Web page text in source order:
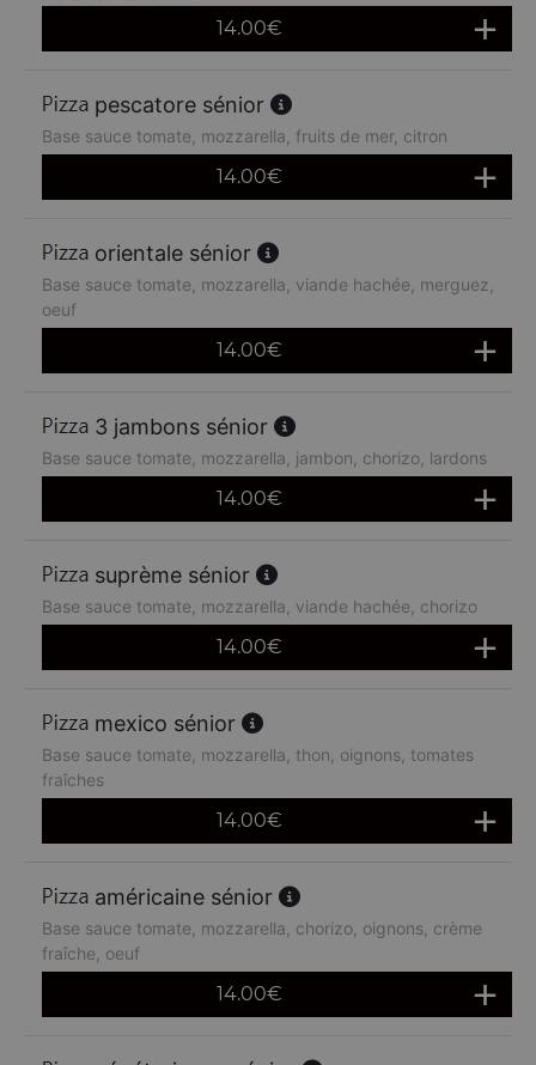
14.00€
pescatore sénior
Base sauce tomate, mozzarella, fruits de mer, citron
14.00€
orientale sénior
Base sauce tomate, mozzarella, viande hachée, merguez,
oeuf
14.00€
3 jambons sénior
Base sauce tomate, mozzarella, jambon, chorizo, lardons
14.00€
suprème sénior
Base sauce tomate, mozzarella, viande hachée, chorizo
14.00€
mexico sénior
Base sauce tomate, mozzarella, thon, oignons, tomates
fraîches
14.00€
américaine sénior
Base sauce tomate, mozzarella, chorizo, oignons, crème
fraîche, oeuf
14.00€